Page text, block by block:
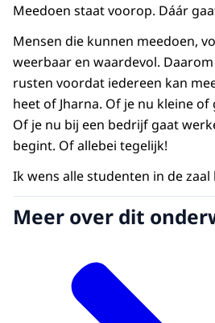
Meedoen staat voorop. Dáár
Mensen die kunnen meedoen,
weerbaar en waardevol.
rusten voordat iedereen kan
heet of Jharna. Of je nu kleine
Of je nu bij een bedrijf gaat
begint. Of allebei tegelijk!
Ik wens alle studenten in de zaal
Meer over dit